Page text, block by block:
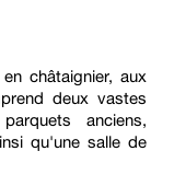
châtaignier, aux
deux vastes
anciens,
qu'une salle de